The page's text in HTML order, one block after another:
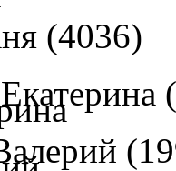
(4036)
Екатерина